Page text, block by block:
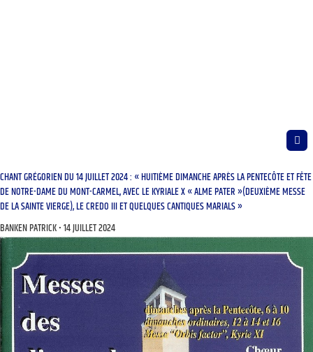
CHANT GRÉGORIEN DU 14 JUILLET 2024 : « HUITIÈME DIMANCHE APRÈS LA PENTECÔTE ET FÊTE
DE NOTRE-DAME DU MONT-CARMEL, AVEC LE KYRIALE X « ALME PATER »(DEUXIÈME MESSE
DE LA SAINTE VIERGE), LE CREDO III ET QUELQUES CANTIQUES MARIALS »
BANKEN PATRICK 14 JUILLET 2024